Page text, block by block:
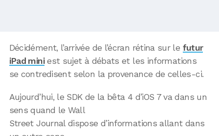
Décidément, l’arrivée de l’écran rétina sur le futur
iPad miniest sujet à débats et les informations
se contredisent selon la provenance de celles-ci.
Aujourd’hui, le SDK de la bêta 4 d’iOS 7 va dans un
sens quand le Wall
Street Journal dispose d’informations allant dans